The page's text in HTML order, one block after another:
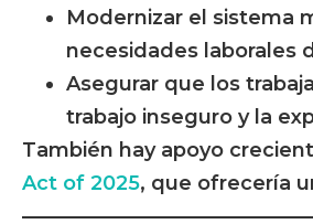
Modernizar el sistema
necesidades laborales
Asegurar que los
trabajo inseguro y la
También hay apoyo
Act of 2025, que ofrecería